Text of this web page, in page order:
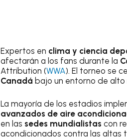
Expertos en clima y ciencia
afectarán a los fans durante la
Attribution (WWA). El torneo se
Canadá bajo un entorno de alto
La mayoría de los estadios
avanzados de aire
en las sedes mundialistas con
acondicionados contra las altas